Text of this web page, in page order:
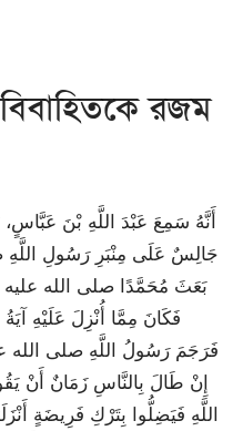
রজম
أَنَّهُ سَمِعَ عَبْدَ اللَّهِ بْنَ
جَالِسٌ عَلَى مِنْبَرِ رَسُولِ اللَّهِ
بَعَثَ مُحَمَّدًا صلى الله عليه
فَكَانَ مِمَّا أُنْزِلَ عَلَيْهِ آيَةُ
فَرَجَمَ رَسُولُ اللَّهِ صلى الله
إِنْ طَالَ بِالنَّاسِ زَمَانٌ أَنْ
اللَّهِ فَيَضِلُّوا بِتَرْكِ فَرِيضَةٍ